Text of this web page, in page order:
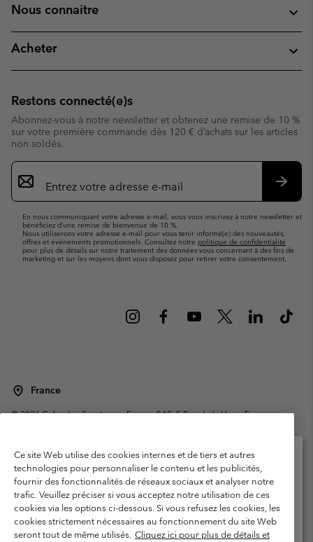
Nous connaitre
Acheter
Restons connecté(e)s
Abonnez-vous à notre newsletter et obtenez une remise de 10 %
sur votre première commande dès 120 € d’achats sur les articles
non soldés.
Inscription
par
e-
En nous communiquant votre adresse e-mail, vous vous inscrivez à notre newsletter et
bénéficiez d’une remise de bienvenue de 10 %.
Nous utiliserons votre adresse e-mail pour vous tenir informé(e) des nouveautés,
offres et événements promotionnels. Consultez notre politique de confidentialité
pour plus de détails sur notre traitement des données vous concernant à des fins de
marketing et sur les moyens dont vous disposez pour retirer votre consentement.
France
©2026Columbia Sportswear Europe SAS. 5 Rue de la Haye, Espace
Garanties Légales
Politique de confidentialité
Conditions d'utilisation - Membres
Conditions D'utilisation - Contenu généré par l'utilisateur
Impressum
Cookies
Public CBCR
Ce site Web utilise des cookies internes et de tiers et autres
technologies pour personnaliser le contenu et les publicités,
fournir des fonctionnalités de réseaux sociaux et analyser notre
trafic. Veuillez préciser si vous acceptez notre utilisation de ces
cookies via les options ci-dessous. Si vous refusez les cookies, les
cookies strictement nécessaires au fonctionnement du site Web
seront tout de même utilisés. Cliquez ici pour plus de détails et
Veuillez sélectionner votre pays d’expédition et
votre langue
Achats en ligne disponibles